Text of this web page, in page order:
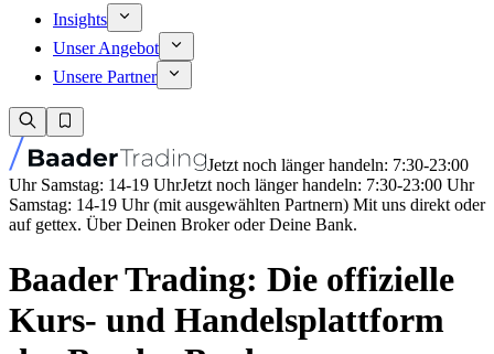
Insights
Unser Angebot
Unsere Partner
Jetzt noch länger handeln: 7:30-23:00
Uhr Samstag: 14-19 UhrJetzt noch länger handeln: 7:30-23:00 Uhr
Samstag: 14-19 Uhr (mit ausgewählten Partnern) Mit uns direkt oder
auf gettex. Über Deinen Broker oder Deine Bank.
Baader Trading: Die offizielle
Kurs- und Handelsplattform